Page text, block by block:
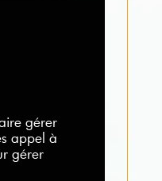
gérer
appel à
gérer